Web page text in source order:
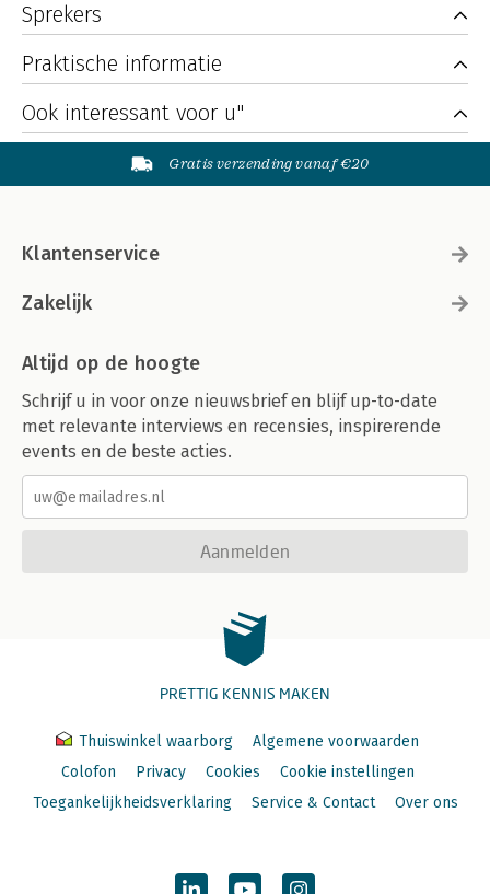
Sprekers
Praktische informatie
Ook interessant voor u"
Gratis verzending vanaf €20
Klantenservice
Zakelijk
Altijd op de hoogte
Schrijf u in voor onze nieuwsbrief en blijf up-to-date
met relevante interviews en recensies, inspirerende
events en de beste acties.
Aanmelden
PRETTIG KENNIS MAKEN
Thuiswinkel waarborg
Algemene voorwaarden
Colofon
Privacy Cookies
Cookie instellingen
Toegankelijkheidsverklaring
Service & Contact Over ons